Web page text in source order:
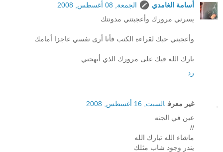
أسامة الغامدي
الجمعة, 08 أغسطس, 2008
يسرني مرورك وأعجبتني مدونتك
وأعجبني حبك لقراءة الكتب فأنا أرى نفسي عاجزا أمامك
بارك الله فيك على مرورك الذي أبهجني
رد
غير معرف السبت, 16 أغسطس, 2008
عين في الجنه
//
ماشاء الله تبارك الله
يندر وجود شاب مثلك